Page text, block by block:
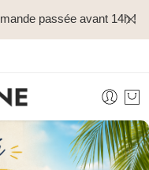
passée avant 14h !